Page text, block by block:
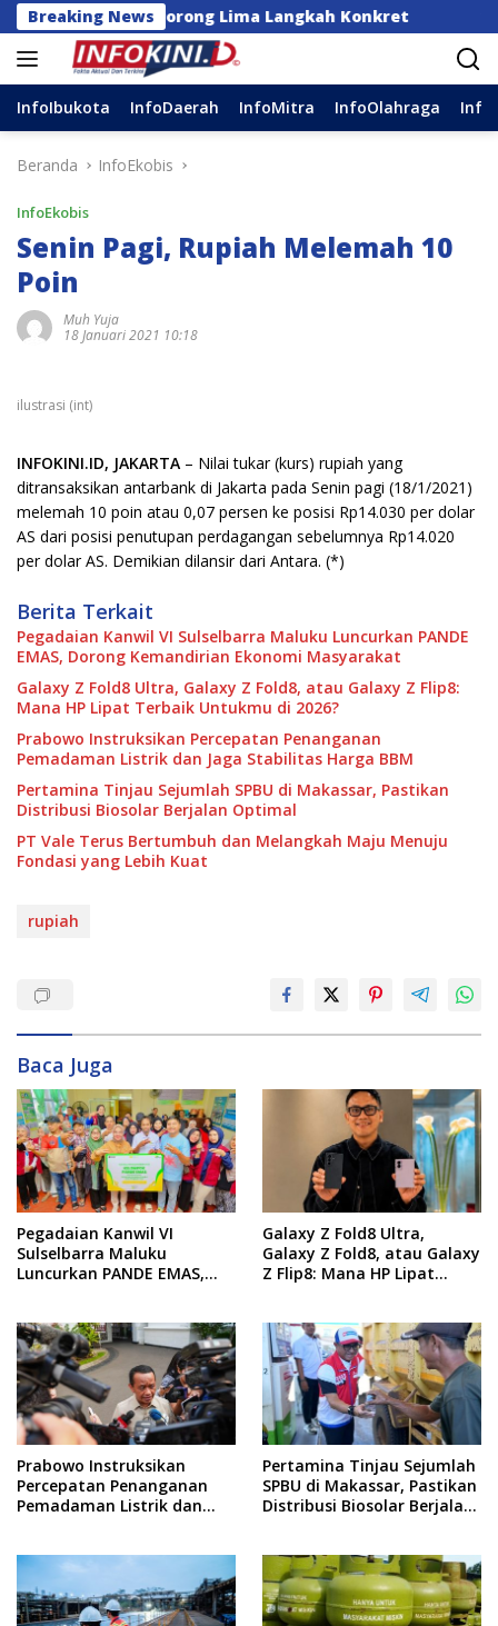
Langsung
ke
konten
Breaking News
Dorong Lima Langkah Konkret 14 DPC
InfoIbukota InfoDaerah InfoMitra InfoOlahraga
Beranda InfoEkobis
InfoEkobis
Senin Pagi, Rupiah Melemah 10
Poin
Muh Yuja
18 Januari 2021 10:18
ilustrasi (int)
INFOKINI.ID, JAKARTA – Nilai tukar (kurs) rupiah yang
ditransaksikan antarbank di Jakarta pada Senin pagi (18/1/2021)
melemah 10 poin atau 0,07 persen ke posisi Rp14.030 per dolar
AS dari posisi penutupan perdagangan sebelumnya Rp14.020
per dolar AS. Demikian dilansir dari Antara. (*)
Berita Terkait
Pegadaian Kanwil VI Sulselbarra Maluku Luncurkan PANDE
EMAS, Dorong Kemandirian Ekonomi Masyarakat
Galaxy Z Fold8 Ultra, Galaxy Z Fold8, atau Galaxy Z Flip8:
Mana HP Lipat Terbaik Untukmu di 2026?
Prabowo Instruksikan Percepatan Penanganan
Pemadaman Listrik dan Jaga Stabilitas Harga BBM
Pertamina Tinjau Sejumlah SPBU di Makassar, Pastikan
Distribusi Biosolar Berjalan Optimal
PT Vale Terus Bertumbuh dan Melangkah Maju Menuju
Fondasi yang Lebih Kuat
rupiah
Baca Juga
Pegadaian Kanwil VI
Sulselbarra Maluku
Luncurkan PANDE EMAS,
Galaxy Z Fold8 Ultra,
Galaxy Z Fold8, atau Galaxy
Z Flip8: Mana HP Lipat
Prabowo Instruksikan
Percepatan Penanganan
Pemadaman Listrik dan
Pertamina Tinjau Sejumlah
SPBU di Makassar, Pastikan
Distribusi Biosolar Berjalan